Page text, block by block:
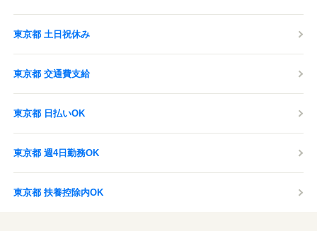
東京都 土日祝休み
東京都 交通費支給
東京都 日払いOK
東京都 週4日勤務OK
東京都 扶養控除内OK